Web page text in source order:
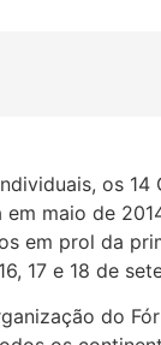
os
maio de
em prol da
17 e 18 de
do